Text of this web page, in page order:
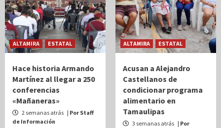
ALTAMIRA ESTATAL
Hace historia Armando
Martínez al llegar a 250
conferencias
«Mañaneras»
2 semanas atrás | Por Staff
de Información
ALTAMIRA ESTATAL
Acusan a Alejandro
Castellanos de
condicionar programa
alimentario en
Tamaulipas
3 semanas atrás | Por